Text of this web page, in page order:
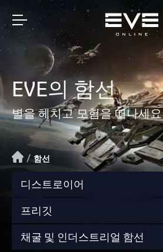
EVE의 함선
별을 헤치고 모험을 떠나세요
/ 함선
디스트로이어
프리깃
채굴 및 인더스트리얼 함선